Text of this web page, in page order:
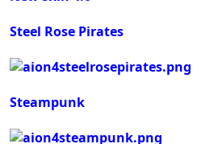
Steel Rose Pirates
Steampunk